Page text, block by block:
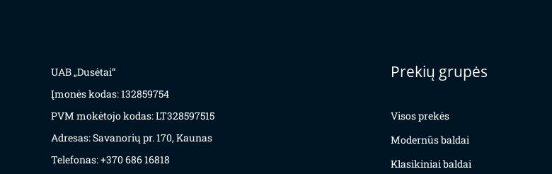
UAB „Dusėtai“
Įmonės kodas: 132859754
PVM mokėtojo kodas: LT328597515
Adresas: Savanorių pr. 170, Kaunas
Telefonas: +370 686 16818
Prekių grupės
Visos prekės
Modernūs baldai
Klasikiniai baldai